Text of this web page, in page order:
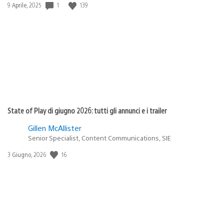
Data
9 Aprile, 2025 1 139
State of Play di giugno 2026: tutti gli annunci e i trailer
Gillen McAllister
Senior Specialist, Content Communications, SIE
Data
3 Giugno, 2026 16